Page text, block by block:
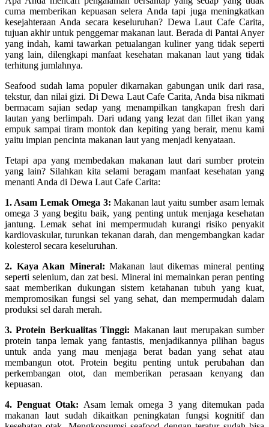
cuma memberikan kepuasan selera Anda tapi juga meningkatkan
kesejahteraan Anda secara keseluruhan? Dewa Laut Cafe Carita,
tujuan akhir untuk penggemar makanan laut. Berada di Pantai Anyer
yang indah, kami tawarkan petualangan kuliner yang tidak seperti
yang lain, dilengkapi manfaat kesehatan makanan laut yang tidak
terhitung jumlahnya.
Seafood sudah lama populer dikarnakan gabungan unik dari rasa,
tekstur, dan nilai gizi. Di Dewa Laut Cafe Carita, Anda bisa nikmati
bermacam sajian sedap yang menampilkan tangkapan fresh dari
lautan yang berlimpah. Dari udang yang lezat dan fillet ikan yang
empuk sampai tiram montok dan kepiting yang berair, menu kami
yaitu impian pencinta makanan laut yang menjadi kenyataan.
Tetapi apa yang membedakan makanan laut dari sumber protein
yang lain? Silahkan kita selami beragam manfaat kesehatan yang
menanti Anda di Dewa Laut Cafe Carita:
1. Asam Lemak Omega 3: Makanan laut yaitu sumber asam lemak
omega 3 yang begitu baik, yang penting untuk menjaga kesehatan
jantung. Lemak sehat ini mempermudah kurangi risiko penyakit
kardiovaskular, turunkan tekanan darah, dan mengembangkan kadar
kolesterol secara keseluruhan.
2. Kaya Akan Mineral: Makanan laut dikemas mineral penting
seperti selenium, dan zat besi. Mineral ini memainkan peran penting
saat memberikan dukungan sistem ketahanan tubuh yang kuat,
mempromosikan fungsi sel yang sehat, dan mempermudah dalam
produksi sel darah merah.
3. Protein Berkualitas Tinggi: Makanan laut merupakan sumber
protein tanpa lemak yang fantastis, menjadikannya pilihan bagus
untuk anda yang mau menjaga berat badan yang sehat atau
membangun otot. Protein begitu penting untuk perubahan dan
perkembangan otot, dan memberikan perasaan kenyang dan
kepuasan.
4. Penguat Otak: Asam lemak omega 3 yang ditemukan pada
makanan laut sudah dikaitkan peningkatan fungsi kognitif dan